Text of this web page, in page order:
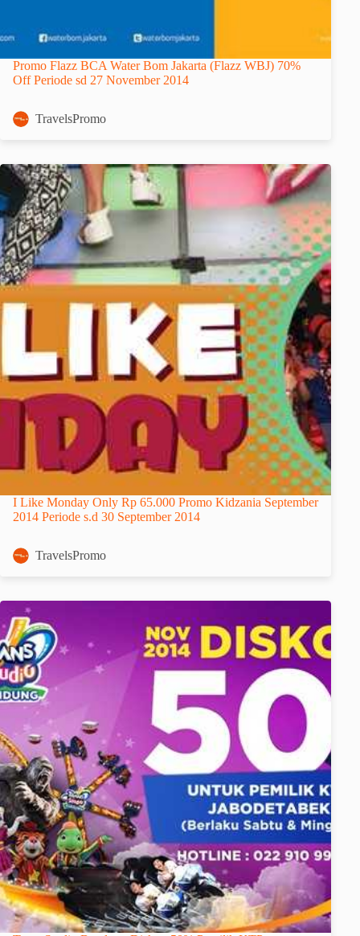
Promo Flazz BCA Water Bom Jakarta (Flazz WBJ) 70%
Off Periode sd 27 November 2014
TravelsPromo
I Like Monday Only Rp 65.000 Promo Kidzania September
2014 Periode s.d 30 September 2014
TravelsPromo